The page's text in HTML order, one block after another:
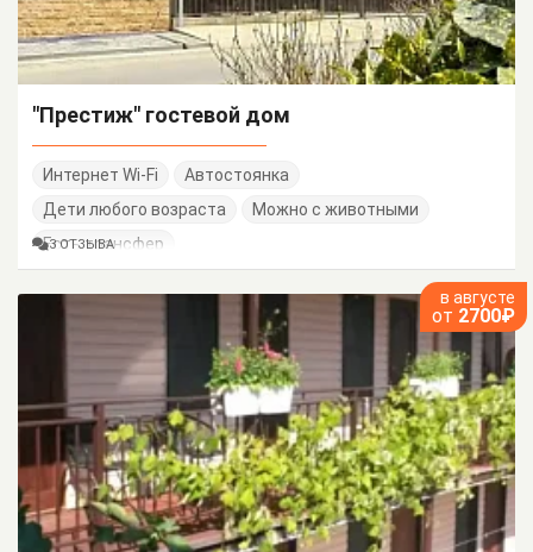
"Престиж" гостевой дом
Интернет Wi-Fi
Автостоянка
Дети любого возраста
Можно с животными
Есть трансфер
3 ОТЗЫВА
в августе
от 2700₽